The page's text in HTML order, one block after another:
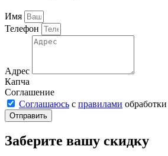
Имя
Телефон
Адрес
Капча
Соглашение
Соглашаюсь с правилами
Отправить
Заберите вашу скидку